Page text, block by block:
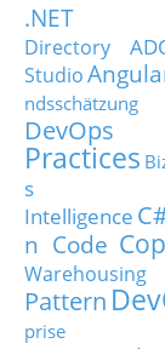
.NET
Directory
Studio
ndsschätzung
DevOps
Practices
s
Intelligence
n Code
Warehousing
Pattern
prise